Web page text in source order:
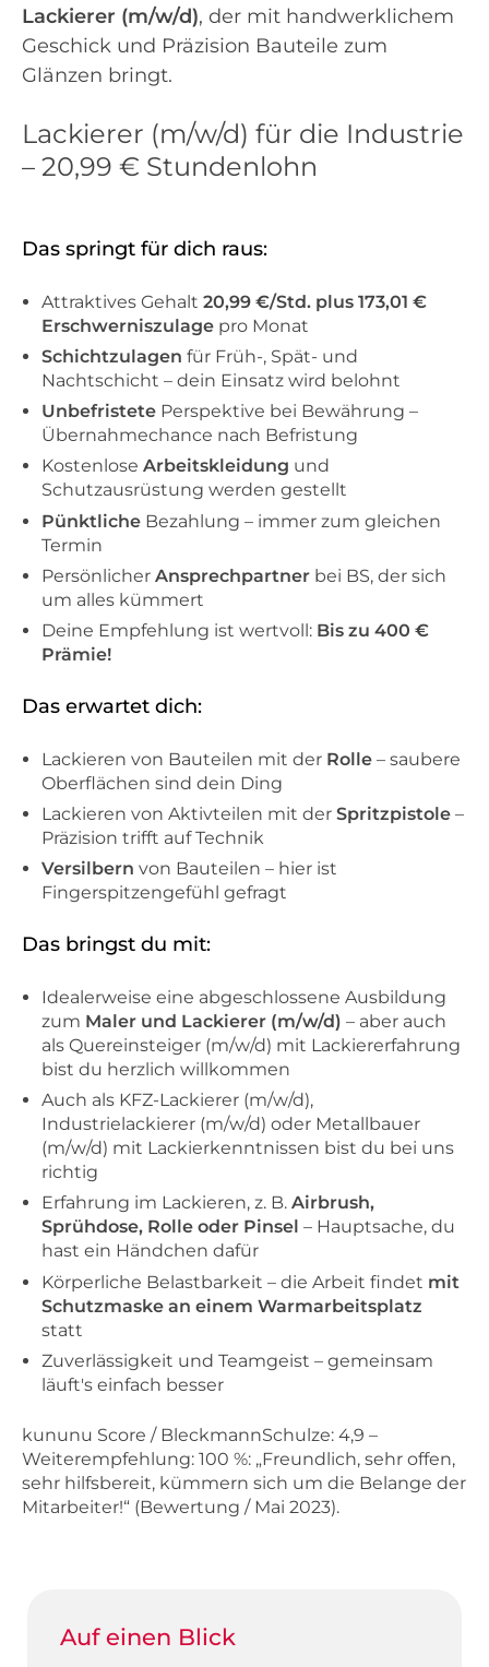
Lackierer (m/w/d), der mit handwerklichem
Geschick und Präzision Bauteile zum
Glänzen bringt.
Lackierer (m/w/d) für die Industrie
– 20,99 € Stundenlohn
Das springt für dich raus:
Attraktives Gehalt 20,99 €/Std. plus 173,01 €
Erschwerniszulage pro Monat
Schichtzulagen für Früh-, Spät- und
Nachtschicht – dein Einsatz wird belohnt
Unbefristete Perspektive bei Bewährung –
Übernahmechance nach Befristung
Kostenlose Arbeitskleidung und
Schutzausrüstung werden gestellt
Pünktliche Bezahlung – immer zum gleichen
Termin
Persönlicher Ansprechpartner bei BS, der sich
um alles kümmert
Deine Empfehlung ist wertvoll: Bis zu 400 €
Prämie!
Das erwartet dich:
Lackieren von Bauteilen mit der Rolle – saubere
Oberflächen sind dein Ding
Lackieren von Aktivteilen mit der Spritzpistole –
Präzision trifft auf Technik
Versilbern von Bauteilen – hier ist
Fingerspitzengefühl gefragt
Das bringst du mit:
Idealerweise eine abgeschlossene Ausbildung
zum Maler und Lackierer (m/w/d) – aber auch
als Quereinsteiger (m/w/d) mit Lackiererfahrung
bist du herzlich willkommen
Auch als KFZ-Lackierer (m/w/d),
Industrielackierer (m/w/d) oder Metallbauer
(m/w/d) mit Lackierkenntnissen bist du bei uns
richtig
Erfahrung im Lackieren, z. B. Airbrush,
Sprühdose, Rolle oder Pinsel – Hauptsache, du
hast ein Händchen dafür
Körperliche Belastbarkeit – die Arbeit findet mit
Schutzmaske an einem Warmarbeitsplatz
statt
Zuverlässigkeit und Teamgeist – gemeinsam
läuft's einfach besser
kununu Score / BleckmannSchulze: 4,9 –
Weiterempfehlung: 100 %: „Freundlich, sehr offen,
sehr hilfsbereit, kümmern sich um die Belange der
Mitarbeiter!“ (Bewertung / Mai 2023).
Auf einen Blick